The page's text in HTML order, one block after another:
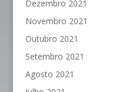
Dezembro 2021
Novembro 2021
Outubro 2021
Setembro 2021
Agosto 2021